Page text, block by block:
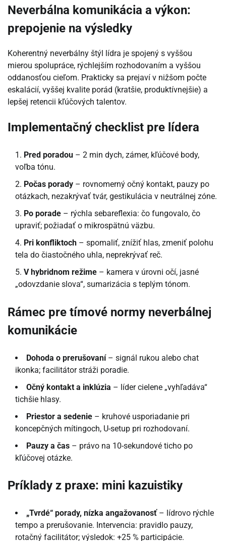
Neverbálna komunikácia a výkon:
prepojenie na výsledky
Koherentný neverbálny štýl lídra je spojený s vyššou
mierou spolupráce, rýchlejším rozhodovaním a vyššou
oddanosťou cieľom. Prakticky sa prejaví v nižšom počte
eskalácií, vyššej kvalite porád (kratšie, produktívnejšie) a
lepšej retencii kľúčových talentov.
Implementačný checklist pre lídera
Pred poradou – 2 min dych, zámer, kľúčové body,
voľba tónu.
Počas porady – rovnomerný očný kontakt, pauzy po
otázkach, nezakrývať tvár, gestikulácia v neutrálnej zóne.
Po porade – rýchla sebareflexia: čo fungovalo, čo
upraviť; požiadať o mikrospätnú väzbu.
Pri konfliktoch – spomaliť, znížiť hlas, zmeniť polohu
tela do čiastočného uhla, neprekrývať reč.
V hybridnom režime – kamera v úrovni očí, jasné
„odovzdanie slova“, sumarizácia s teplým tónom.
Rámec pre tímové normy neverbálnej
komunikácie
Dohoda o prerušovaní– signál rukou alebo chat
ikonka; facilitátor stráži poradie.
Očný kontakt a inklúzia – líder cielene „vyhľadáva“
tichšie hlasy.
Priestor a sedenie – kruhové usporiadanie pri
koncepčných mítingoch, U-setup pri rozhodovaní.
Pauzy a čas – právo na 10-sekundové ticho po
kľúčovej otázke.
Príklady z praxe: mini kazuistiky
„Tvrdé“ porady, nízka angažovanosť– lídrovo rýchle
tempo a prerušovanie. Intervencia: pravidlo pauzy,
rotačný facilitátor; výsledok: +25 % participácie.